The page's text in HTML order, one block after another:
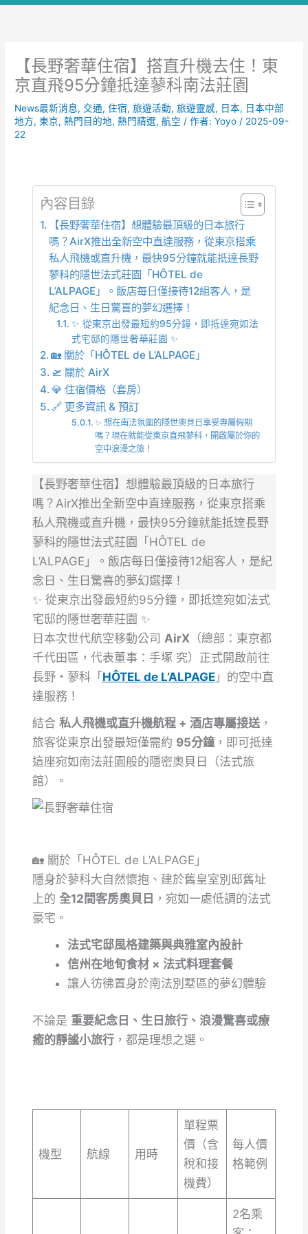
【長野奢華住宿】搭直升機去住！東
京直飛95分鐘抵達蓼科南法莊園
News最新消息, 交通,住宿,旅遊活動,旅遊靈感, 日本, 日本中部
地方,東京,熱門目的地,熱門精選,航空 / 作者:Yoyo / 2025-09-
22
內容目錄
【長野奢華住宿】想體驗最頂級的日本旅行
嗎？AirX推出全新空中直達服務，從東京搭乘
私人飛機或直升機，最快95分鐘就能抵達長野
蓼科的隱世法式莊園「HÔTEL de
L’ALPAGE」。飯店每日僅接待12組客人，是
紀念日、生日驚喜的夢幻選擇！
✨ 從東京出發最短約95分鐘，即抵達宛如法
式宅邸的隱世奢華莊園 ✨
🏡 關於「HÔTEL de L’ALPAGE」
🛫 關於 AirX
💎 住宿價格（套房）
🔗 更多資訊 & 預訂
✨ 想在南法氛圍的隱世奧貝日享受專屬假期
嗎？現在就能從東京直飛蓼科，開啟屬於你的
空中浪漫之旅！
【長野奢華住宿】想體驗最頂級的日本旅行
嗎？AirX推出全新空中直達服務，從東京搭乘
私人飛機或直升機，最快95分鐘就能抵達長野
蓼科的隱世法式莊園「HÔTEL de
L’ALPAGE」。飯店每日僅接待12組客人，是紀
念日、生日驚喜的夢幻選擇！
✨ 從東京出發最短約95分鐘，即抵達宛如法式
宅邸的隱世奢華莊園 ✨
日本次世代航空移動公司 AirX（總部：東京都
千代田區，代表董事：手塚 究）正式開啟前往
長野・蓼科「 HÔTEL de L’ALPAGE」的空中直
達服務！
結合 私人飛機或直升機航程 + 酒店專屬接送，
旅客從東京出發最短僅需約 95分鐘，即可抵達
這座宛如南法莊園般的隱密奧貝日（法式旅
館）。
🏡 關於「HÔTEL de L’ALPAGE」
隱身於蓼科大自然懷抱、建於舊皇室別邸舊址
上的 全12間客房奧貝日 ，宛如一處低調的法式
豪宅。
法式宅邸風格建築與典雅室內設計
信州在地旬食材 × 法式料理套餐
讓人彷彿置身於南法別墅區的夢幻體驗
不論是 重要紀念日、生日旅行、浪漫驚喜或療
癒的靜謐小旅行，都是理想之選。
機型 航線 用時
單程票
價（含
稅和接
機費）
每人價
格範例
2名乘